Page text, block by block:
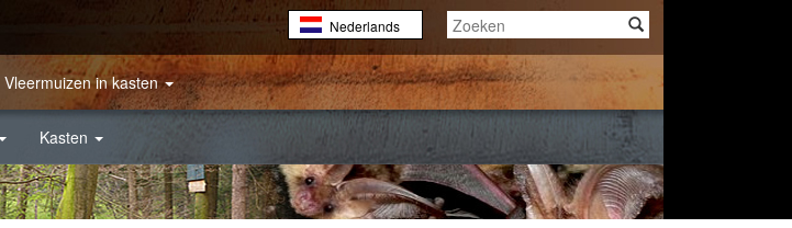
Nederlands
English
Français
Vleermuizen in kasten
Kasten